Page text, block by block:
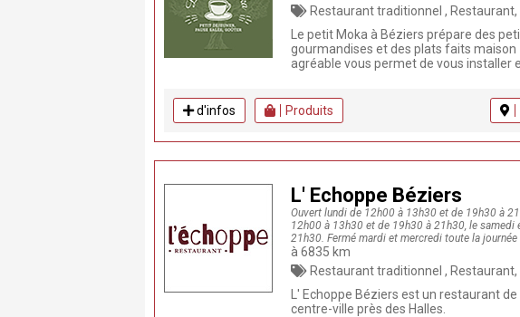
Restaurant traditionnel , Restaurant, Fait Maison, Produits frais,
Le petit Moka à Béziers prépare des
gourmandises et des plats faits
agréable vous permet de vous installer
d'infos Produits
L' Echoppe Béziers
Ouvert lundi de 12h00 à 13h30 et de 19h30 à
12h00 à 13h30 et de 19h30 à 21h30, le
21h30. Fermé mardi et mercredi toute la journée
à 6835 km
Restaurant traditionnel , Restaurant, Fait Maison, Produits frais, Terrasse, Poissons et
L' Echoppe Béziers est un restaurant
centre-ville près des Halles.